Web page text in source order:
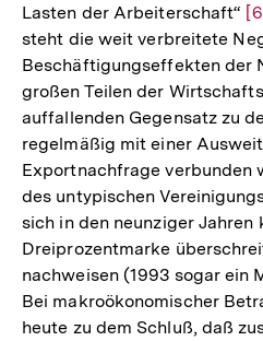
Lasten der Arbeiterschaft“
steht die weit verbreitete
Beschäftigungseffekten der
großen Teilen der
auffallenden Gegensatz zu
regelmäßig mit einer
Exportnachfrage verbunden
des untypischen
sich in den neunziger Jahren
Dreiprozentmarke
nachweisen (1993 sogar ein
Bei makroökonomischer
heute zu dem Schluß, daß